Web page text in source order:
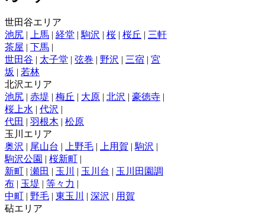
世田谷エリア
池尻 | 上馬 | 経堂 | 駒沢 | 桜 | 桜丘 | 三軒
茶屋 | 下馬 |
世田谷 | 太子堂 | 弦巻 | 野沢 | 三宿 | 宮
坂 | 若林
北沢エリア
池尻 | 赤堤 | 梅丘 | 大原 | 北沢 | 豪徳寺 |
桜上水 | 代沢 |
代田 | 羽根木 | 松原
玉川エリア
奥沢 | 尾山台 | 上野毛 | 上用賀 | 駒沢 |
駒沢公園 | 桜新町 |
新町 | 瀬田 | 玉川 | 玉川台 | 玉川田園調
布 | 玉堤 | 等々力 |
中町 | 野毛 | 東玉川 | 深沢 | 用賀
砧エリア